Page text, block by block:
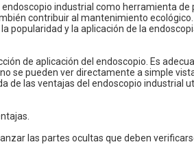
industrial como herramienta de
contribuir al mantenimiento ecológico.
popularidad y la aplicación de la
de aplicación del endoscopio. Es
se pueden ver directamente a simple
de las ventajas del endoscopio industrial
las partes ocultas que deben